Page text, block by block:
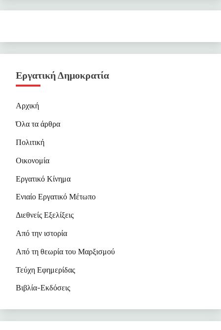
Εργατική Δημοκρατία
Αρχική
Όλα τα άρθρα
Πολιτική
Οικονομία
Εργατικό Κίνημα
Ενιαίο Εργατικό Μέτωπο
Διεθνείς Εξελίξεις
Από την ιστορία
Από τη θεωρία του Μαρξισμού
Τεύχη Εφημερίδας
Βιβλία-Εκδόσεις